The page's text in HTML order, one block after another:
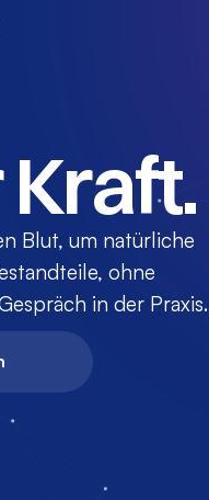
Blut, um natürliche
ohne
in der Praxis.